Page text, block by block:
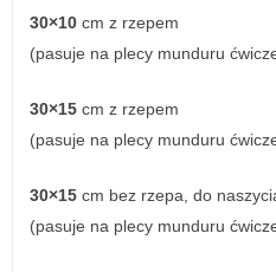
30×10 cm z rzepem
(pasuje na plecy munduru
30×15 cm z rzepem
(pasuje na plecy munduru
30×15 cm bez rzepa, do
(pasuje na plecy munduru